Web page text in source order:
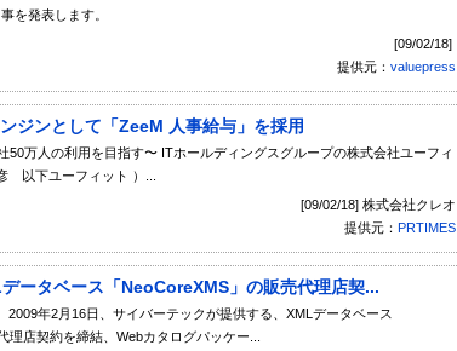
を発表します。
[09/02/18]
提供元： valuepress
ジンとして「ZeeM 人事給与」を採用
万人の利用を目指す〜 ITホールディングスグループの株式会社ユーフィ
以下ユーフィット ）...
[09/02/18] 株式会社クレオ
提供元： PRTIMES
ータベース「NeoCoreXMS」の販売代理店契...
年2月16日、サイバーテックが提供する、XMLデータベース
理店契約を締結、Webカタログパッケー...